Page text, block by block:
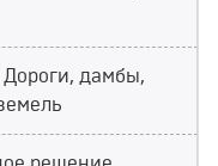
Дороги, дамбы,